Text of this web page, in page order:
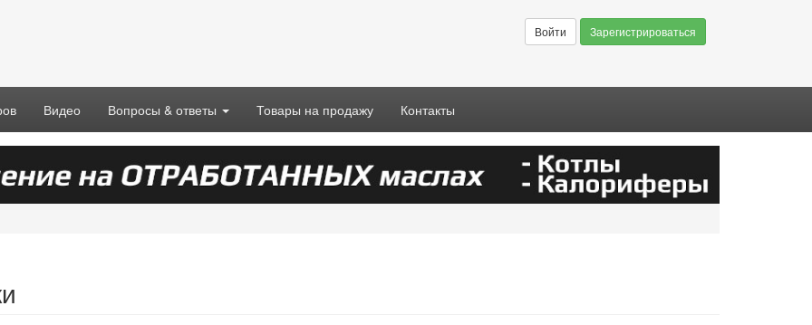
Войти Зарегистрироваться
Видео Вопросы & ответы Товары на продажу Контакты